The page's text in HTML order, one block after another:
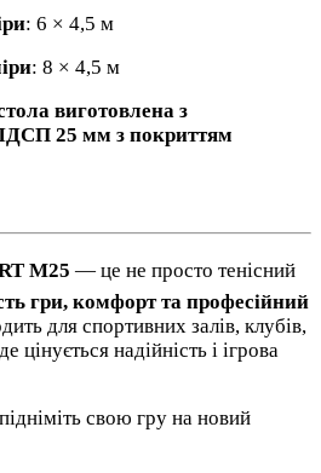
: 6 × 4,5 м
: 8 × 4,5 м
виготовлена ​​з
25 мм з покриттям
M25 — це не просто тенісний
гри, комфорт та професійний
для спортивних залів, клубів,
цінується надійність і ігрова
свою гру на новий